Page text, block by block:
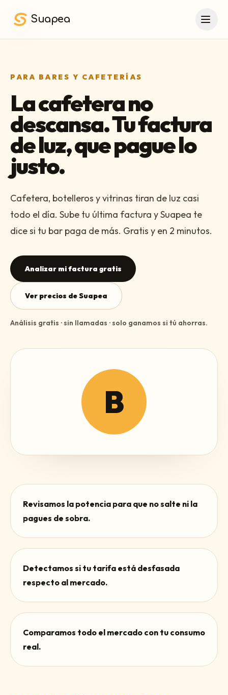
Suapea
PARA BARES Y CAFETERÍAS
La cafetera no
descansa. Tu factura
de luz, que pague lo
justo.
Cafetera, botelleros y vitrinas tiran de luz casi
todo el día. Sube tu última factura y Suapea te
dice si tu bar paga de más. Gratis y en 2 minutos.
Analizar mi factura gratis
Ver precios de Suapea
Análisis gratis · sin llamadas · solo ganamos si tú ahorras.
B
Revisamos la potencia para que no salte ni la
pagues de sobra.
Detectamos si tu tarifa está desfasada
respecto al mercado.
Comparamos todo el mercado con tu consumo
real.